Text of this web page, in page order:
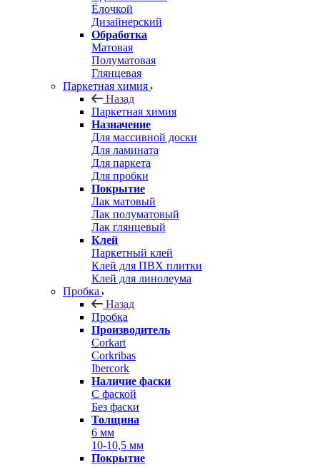
Ёлочкой
Дизайнерский
Обработка
Матовая
Полуматовая
Глянцевая
Паркетная химия
Назад
Паркетная химия
Назначение
Для массивной доски
Для ламината
Для паркета
Для пробки
Покрытие
Лак матовый
Лак полуматовый
Лак глянцевый
Клей
Паркетный клей
Клей для ПВХ плитки
Клей для линолеума
Пробка
Назад
Пробка
Производитель
Corkart
Corkribas
Ibercork
Наличие фаски
С фаской
Без фаски
Толщина
6 мм
10-10,5 мм
Покрытие